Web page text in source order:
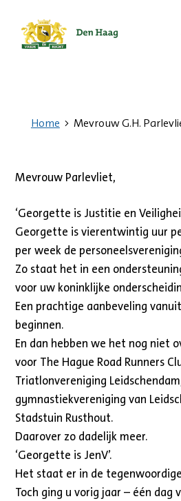
Ga
Home Mevrouw G.H.
Mevrouw Parlevliet,
‘Georgette is Justitie en
Georgette is vierentwintig uur
per week de
Zo staat het in een
voor uw koninklijke
Een prachtige aanbeveling
beginnen.
En dan hebben we het nog niet
voor The Hague Road Runners
Triatlonvereniging
gymnastiekvereniging van
Stadstuin Rusthout.
Daarover zo dadelijk meer.
‘Georgette is JenV’.
Het staat er in de
Toch ging u vorig jaar – één dag